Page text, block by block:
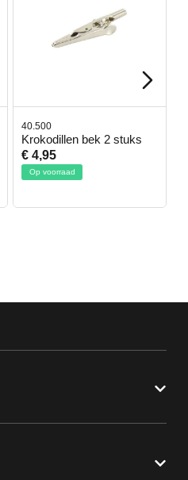
40.500
Krokodillen bek 2 stuks
€ 4,95
Op voorraad